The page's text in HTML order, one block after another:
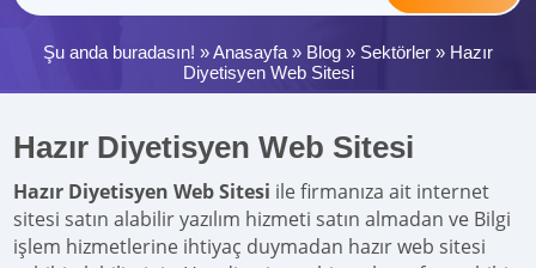
Şu anda buradasın! »Anasayfa » Blog » Sektörler » Hazır
Diyetisyen Web Sitesi
Hazır Diyetisyen Web Sitesi
Hazır Diyetisyen Web Sitesi ile firmanıza ait internet
sitesi satın alabilir yazılım hizmeti satın almadan ve Bilgi
işlem hizmetlerine ihtiyaç duymadan hazır web sitesi